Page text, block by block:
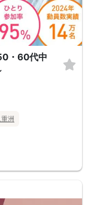
・60代中
重洲